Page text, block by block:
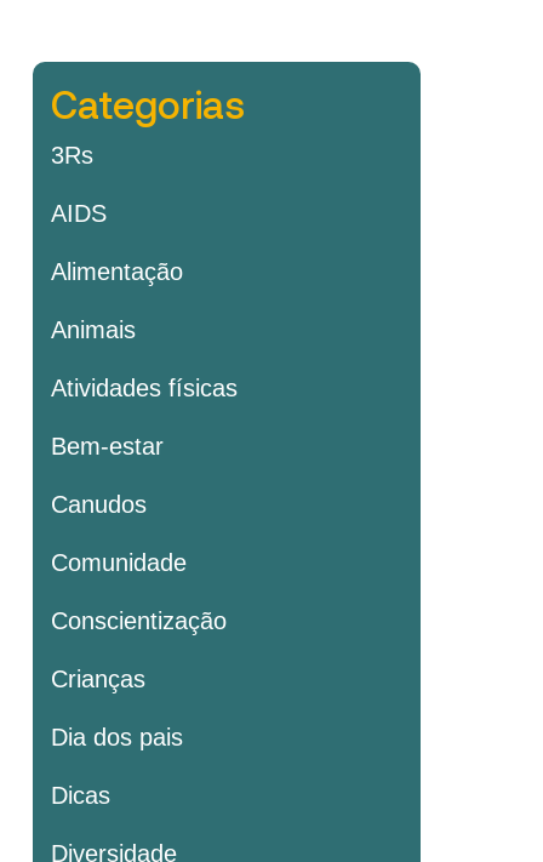
Categorias
3Rs
AIDS
Alimentação
Animais
Atividades físicas
Bem-estar
Canudos
Comunidade
Conscientização
Crianças
Dia dos pais
Dicas
Diversidade